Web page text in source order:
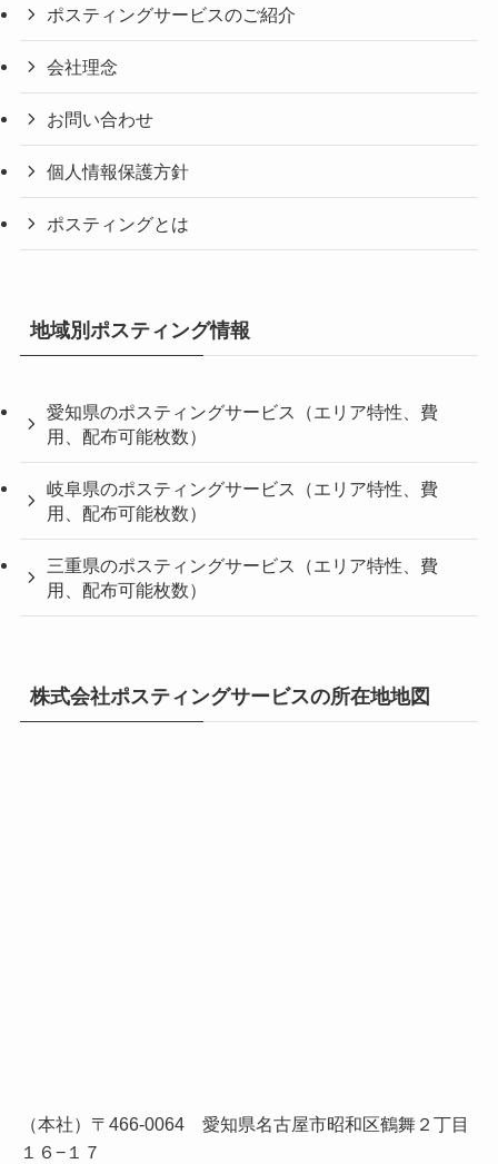
ポスティングサービスのご紹介
会社理念
お問い合わせ
個人情報保護方針
ポスティングとは
地域別ポスティング情報
愛知県のポスティングサービス（エリア特性、費
用、配布可能枚数）
岐阜県のポスティングサービス（エリア特性、費
用、配布可能枚数）
三重県のポスティングサービス（エリア特性、費
用、配布可能枚数）
株式会社ポスティングサービスの所在地地図
（本社）〒466-0064 愛知県名古屋市昭和区鶴舞２丁目
１６−１７